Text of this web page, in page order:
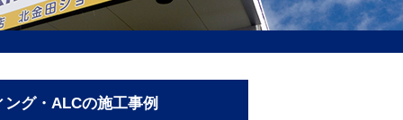
グ・ALCの施工事例